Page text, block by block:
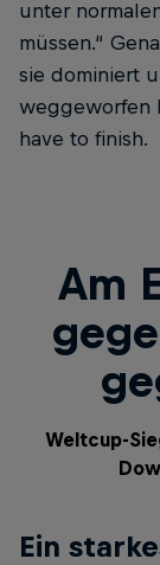
unter
müssen.“
sie dominiert
weggeworfen
have to finish.
Am
Weltcup-
Ein